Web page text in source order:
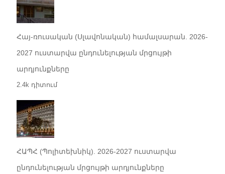
Հայ-ռուսական (Սլավոնական) համալսարան. 2026-
2027 ուստարվա ընդունելության մրցույթի
արդյունքները
2.4k դիտում
ՀԱՊՀ (Պոլիտեխնիկ). 2026-2027 ուստարվա
ընդունելության մրցույթի արդյունքները